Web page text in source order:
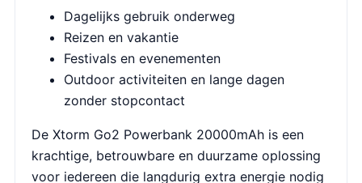
Dagelijks gebruik onderweg
Reizen en vakantie
Festivals en evenementen
Outdoor activiteiten en lange dagen
zonder stopcontact
De Xtorm Go2 Powerbank 20000mAh is een
krachtige, betrouwbare en duurzame oplossing
voor iedereen die langdurig extra energie nodig